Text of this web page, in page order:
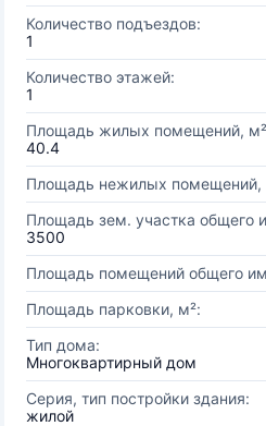
Количество подъездов:
1
Количество этажей:
1
Площадь жилых помещений,
40.4
Площадь нежилых помещений,
Площадь зем. участка общего
3500
Площадь помещений общего
Площадь парковки, м²:
Тип дома:
Многоквартирный дом
Серия, тип постройки здания:
жилой